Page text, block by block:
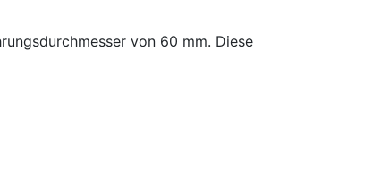
von 60 mm. Diese